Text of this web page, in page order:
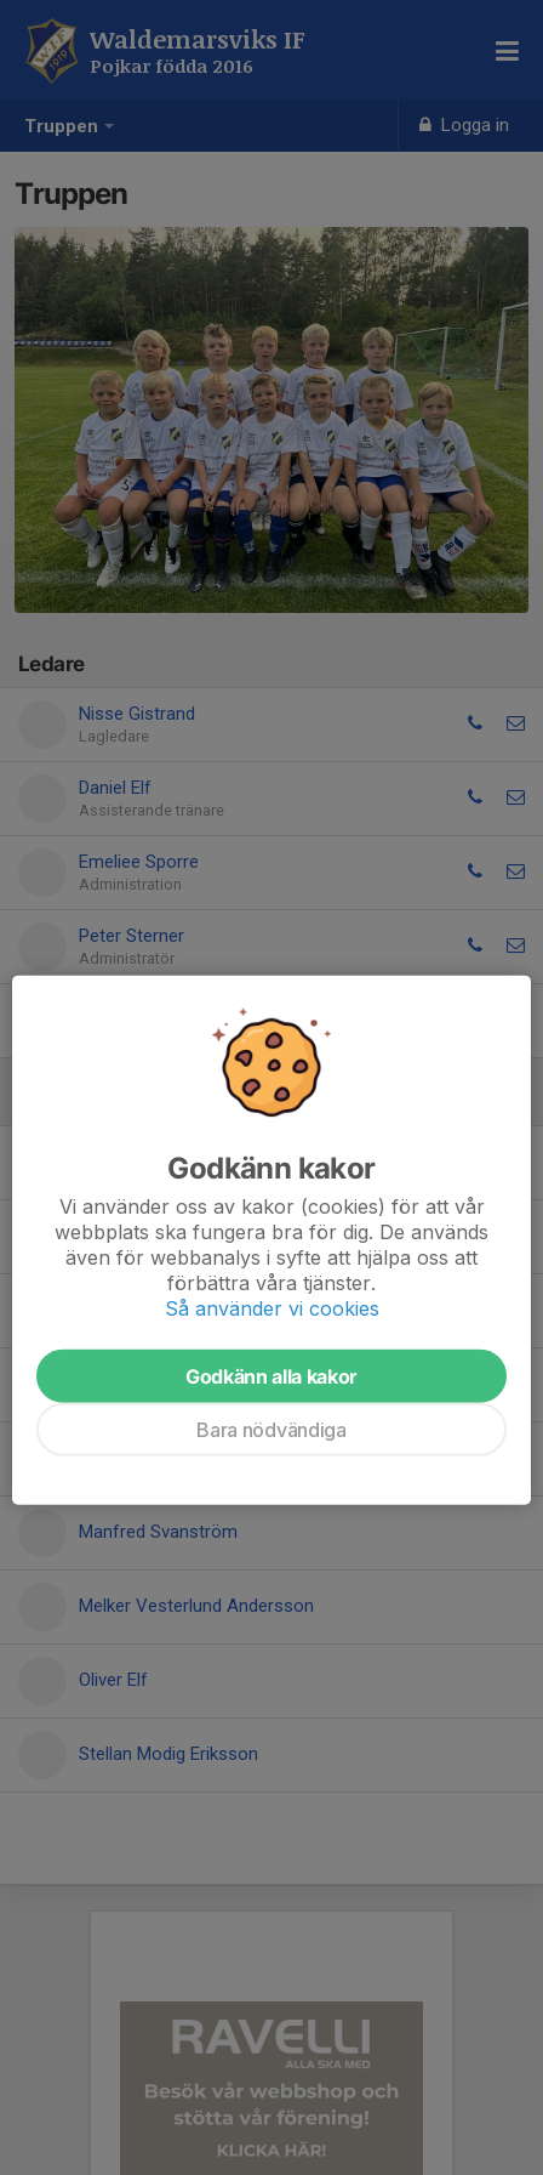
Truppen Logga in
Waldemarsviks IF
Pojkar födda 2016
Truppen
Ledare
Nisse Gistrand
Lagledare
Daniel Elf
Assisterande tränare
Emeliee Sporre
Administration
Peter Sterner
Administratör
Elias Pettersson
Erik Nilsson
James Gistrand
Lucas Bäckstrand
Manfred Svanström
Melker Vesterlund Andersson
Oliver Elf
Stellan Modig Eriksson
Godkänn kakor
Vi använder oss av kakor (cookies) för att vår
webbplats ska fungera bra för dig. De används
även för webbanalys i syfte att hjälpa oss att
förbättra våra tjänster.
Så använder vi cookies
Godkänn alla kakor
Bara nödvändiga